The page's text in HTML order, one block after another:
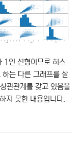
1인 선형이므로 히스
는 다른 그래프를 살
관관계를 갖고 있음을
지 못한 내용입니다.